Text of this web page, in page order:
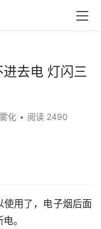
去电 灯闪三
化 • 阅读 2490
用了，电子烟后面
。